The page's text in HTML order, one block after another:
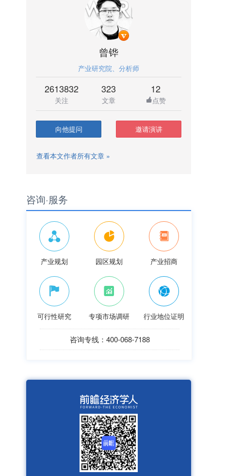
曾铧
产业研究院、分析师
2613832
关注
323
文章
12
点赞
向他提问 邀请演讲
查看本文作者所有文章 »
咨询·服务
产业规划 园区规划 产业招商
可行性研究 专项市场调研 行业地位证明
咨询专线：400-068-7188